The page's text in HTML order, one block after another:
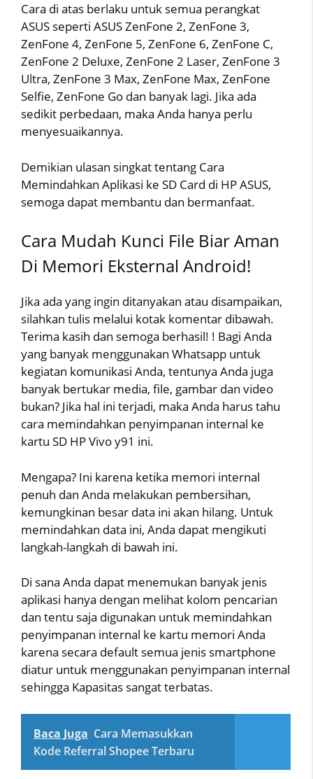
Cara di atas berlaku untuk semua perangkat
ASUS seperti ASUS ZenFone 2, ZenFone 3,
ZenFone 4, ZenFone 5, ZenFone 6, ZenFone C,
ZenFone 2 Deluxe, ZenFone 2 Laser, ZenFone 3
Ultra, ZenFone 3 Max, ZenFone Max, ZenFone
Selfie, ZenFone Go dan banyak lagi. Jika ada
sedikit perbedaan, maka Anda hanya perlu
menyesuaikannya.
Demikian ulasan singkat tentang Cara
Memindahkan Aplikasi ke SD Card di HP ASUS,
semoga dapat membantu dan bermanfaat.
Cara Mudah Kunci File Biar Aman
Di Memori Eksternal Android!
Jika ada yang ingin ditanyakan atau disampaikan,
silahkan tulis melalui kotak komentar dibawah.
Terima kasih dan semoga berhasil! ! Bagi Anda
yang banyak menggunakan Whatsapp untuk
kegiatan komunikasi Anda, tentunya Anda juga
banyak bertukar media, file, gambar dan video
bukan? Jika hal ini terjadi, maka Anda harus tahu
cara memindahkan penyimpanan internal ke
kartu SD HP Vivo y91 ini.
Mengapa? Ini karena ketika memori internal
penuh dan Anda melakukan pembersihan,
kemungkinan besar data ini akan hilang. Untuk
memindahkan data ini, Anda dapat mengikuti
langkah-langkah di bawah ini.
Di sana Anda dapat menemukan banyak jenis
aplikasi hanya dengan melihat kolom pencarian
dan tentu saja digunakan untuk memindahkan
penyimpanan internal ke kartu memori Anda
karena secara default semua jenis smartphone
diatur untuk menggunakan penyimpanan internal
sehingga Kapasitas sangat terbatas.
Baca Juga Cara Memasukkan
Kode Referral Shopee Terbaru